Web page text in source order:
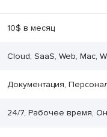
10$ в месяц
Cloud, SaaS, Web, Mac,
Документация,
24/7, Рабочее время,